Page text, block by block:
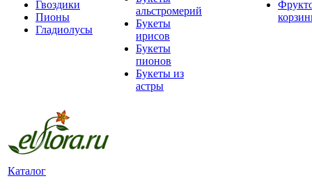
Гвоздики
Пионы
Гладиолусы
альстромерий
Букеты
ирисов
Букеты
пионов
Букеты из
астры
Каталог